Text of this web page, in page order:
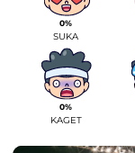
0%
SUKA
0%
KAGET